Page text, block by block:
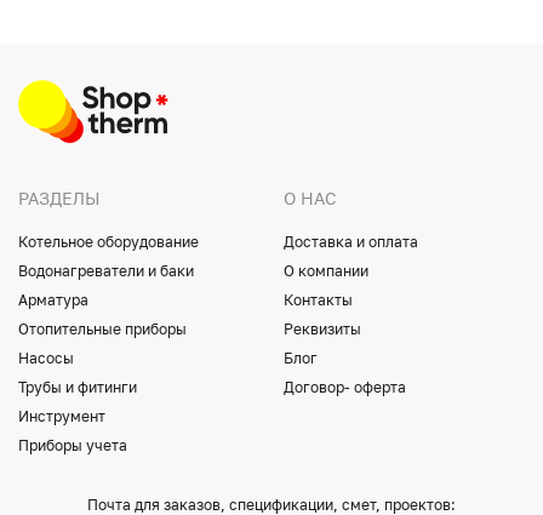
РАЗДЕЛЫ
Котельное оборудование
Водонагреватели и баки
Арматура
Отопительные приборы
Насосы
Трубы и фитинги
Инструмент
Приборы учета
О НАС
Доставка и оплата
О компании
Контакты
Реквизиты
Блог
Договор- оферта
Почта для заказов, спецификации, смет, проектов: